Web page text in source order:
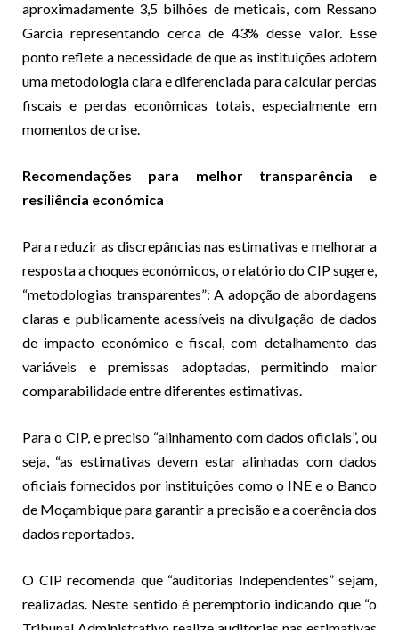
aproximadamente 3,5 bilhões de meticais, com Ressano
Garcia representando cerca de 43% desse valor. Esse
ponto reflete a necessidade de que as instituições adotem
uma metodologia clara e diferenciada para calcular perdas
fiscais e perdas econômicas totais, especialmente em
momentos de crise.
Recomendações para melhor transparência e
resiliência económica
Para reduzir as discrepâncias nas estimativas e melhorar a
resposta a choques económicos, o relatório do CIP sugere,
“metodologias transparentes”: A adopção de abordagens
claras e publicamente acessíveis na divulgação de dados
de impacto económico e fiscal, com detalhamento das
variáveis e premissas adoptadas, permitindo maior
comparabilidade entre diferentes estimativas.
Para o CIP, e preciso “alinhamento com dados oficiais”, ou
seja, “as estimativas devem estar alinhadas com dados
oficiais fornecidos por instituições como o INE e o Banco
de Moçambique para garantir a precisão e a coerência dos
dados reportados.
O CIP recomenda que “auditorias Independentes” sejam,
realizadas. Neste sentido é peremptorio indicando que “o